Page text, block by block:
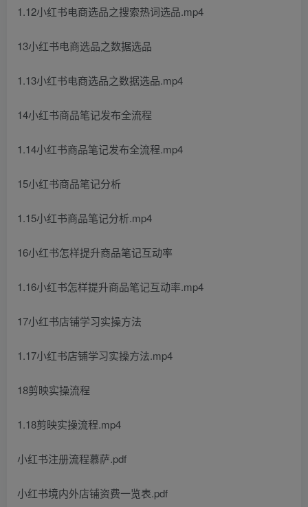
1.12小红书电商选品之搜索热词选品.mp4
13小红书电商选品之数据选品
1.13小红书电商选品之数据选品.mp4
14小红书商品笔记发布全流程
1.14小红书商品笔记发布全流程.mp4
15小红书商品笔记分析
1.15小红书商品笔记分析.mp4
16小红书怎样提升商品笔记互动率
1.16小红书怎样提升商品笔记互动率.mp4
17小红书店铺学习实操方法
1.17小红书店铺学习实操方法.mp4
18剪映实操流程
1.18剪映实操流程.mp4
小红书注册流程慕萨.pdf
小红书境内外店铺资费一览表.pdf